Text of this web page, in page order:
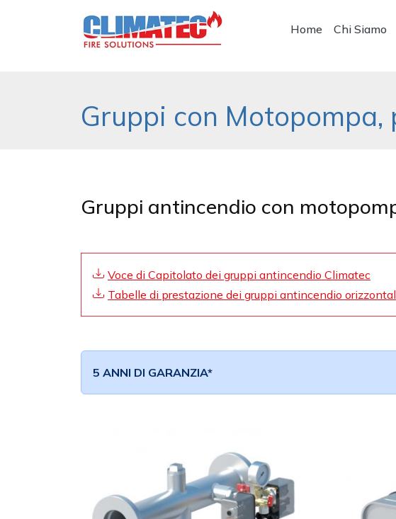
Home Chi Siamo
Gruppi con
Gruppi antincendio con
Voce di Capitolato dei gruppi antincendio Climatec
Tabelle di prestazione dei gruppi antincendio
5 ANNI DI GARANZIA*